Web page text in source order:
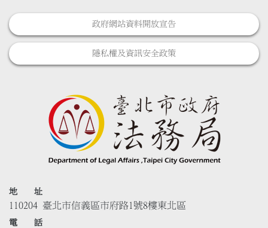
政府網站資料開放宣告
隱私權及資訊安全政策
地 址
110204 臺北市信義區市府路1號8樓東北區
電 話